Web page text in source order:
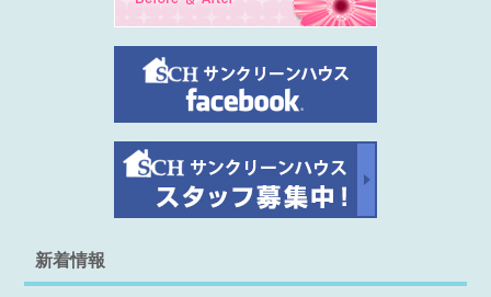
新着情報